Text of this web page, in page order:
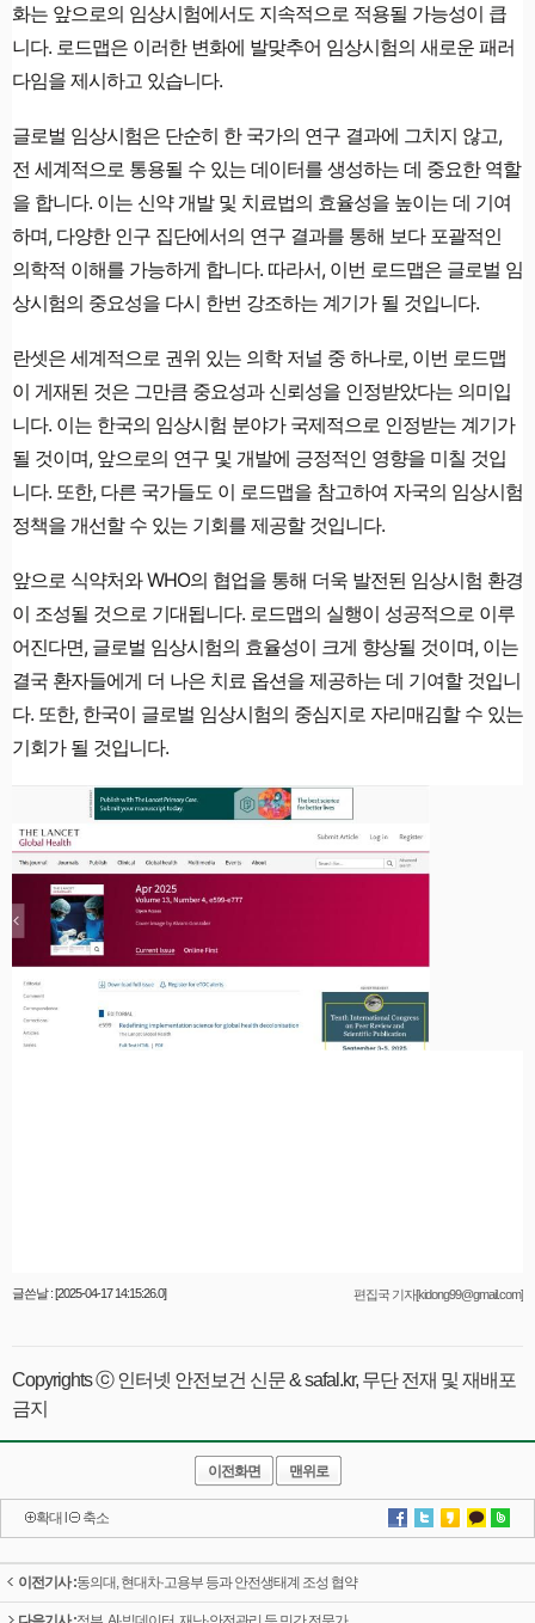
화는 앞으로의 임상시험에서도 지속적으로 적용될 가능성이 큽
니다. 로드맵은 이러한 변화에 발맞추어 임상시험의 새로운 패러
다임을 제시하고 있습니다.
글로벌 임상시험은 단순히 한 국가의 연구 결과에 그치지 않고,
전 세계적으로 통용될 수 있는 데이터를 생성하는 데 중요한 역할
을 합니다. 이는 신약 개발 및 치료법의 효율성을 높이는 데 기여
하며, 다양한 인구 집단에서의 연구 결과를 통해 보다 포괄적인
의학적 이해를 가능하게 합니다. 따라서, 이번 로드맵은 글로벌 임
상시험의 중요성을 다시 한번 강조하는 계기가 될 것입니다.
란셋은 세계적으로 권위 있는 의학 저널 중 하나로, 이번 로드맵
이 게재된 것은 그만큼 중요성과 신뢰성을 인정받았다는 의미입
니다. 이는 한국의 임상시험 분야가 국제적으로 인정받는 계기가
될 것이며, 앞으로의 연구 및 개발에 긍정적인 영향을 미칠 것입
니다. 또한, 다른 국가들도 이 로드맵을 참고하여 자국의 임상시험
정책을 개선할 수 있는 기회를 제공할 것입니다.
앞으로 식약처와 WHO의 협업을 통해 더욱 발전된 임상시험 환경
이 조성될 것으로 기대됩니다. 로드맵의 실행이 성공적으로 이루
어진다면, 글로벌 임상시험의 효율성이 크게 향상될 것이며, 이는
결국 환자들에게 더 나은 치료 옵션을 제공하는 데 기여할 것입니
다. 또한, 한국이 글로벌 임상시험의 중심지로 자리매김할 수 있는
기회가 될 것입니다.
글쓴날 : [2025-04-17 14:15:26.0] 편집국 기자[kidong99@gmail.com]
Copyrights ⓒ 인터넷 안전보건 신문 & safal.kr, 무단 전재 및 재배포
금지
이전화면 맨위로
확대 축소
이전기사 :동의대, 현대차·고용부 등과 안전생태계 조성 협약